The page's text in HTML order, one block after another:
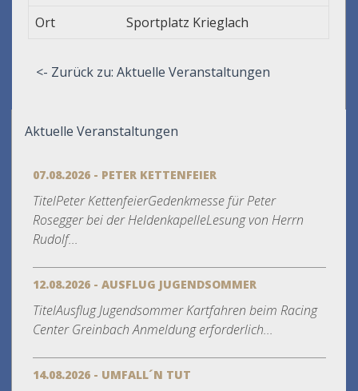
Ort
Sportplatz Krieglach
<- Zurück zu: Aktuelle Veranstaltungen
Aktuelle Veranstaltungen
07.08.2026 - PETER KETTENFEIER
TitelPeter KettenfeierGedenkmesse für Peter
Rosegger bei der HeldenkapelleLesung von Herrn
Rudolf...
12.08.2026 - AUSFLUG JUGENDSOMMER
TitelAusflug Jugendsommer Kartfahren beim Racing
Center Greinbach Anmeldung erforderlich...
14.08.2026 - UMFALL´N TUT